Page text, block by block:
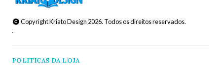
Copyright Kriato Design 2026. Todos os direitos reservados.
.
POLITICAS DA LOJA